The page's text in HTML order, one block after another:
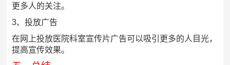
更多人的关注。
3、投放广告
在网上投放医院科室宣传片广告可以吸引更多的人目光，
提高宣传效果。